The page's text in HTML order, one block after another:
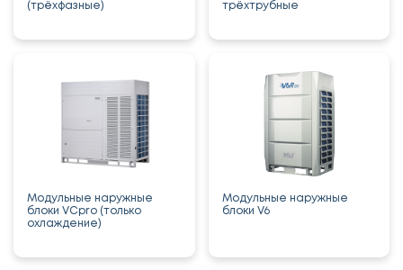
(трёхфазные)
трёхтрубные
Модульные наружные
блоки VCpro (только
охлаждение)
Модульные наружные
блоки V6